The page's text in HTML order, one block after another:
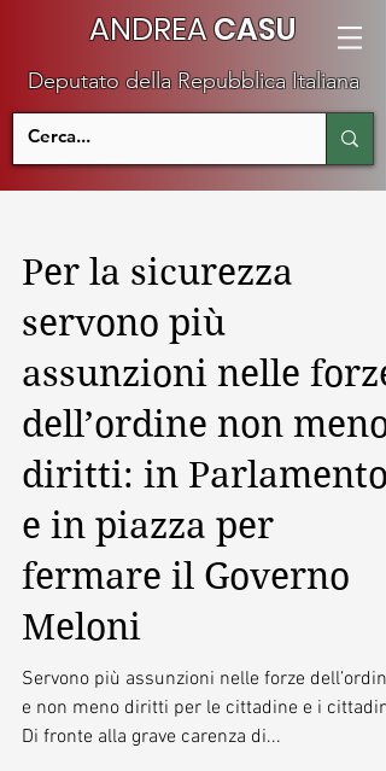
ANDREACASU
Deputato della Repubblica Italiana
Per la sicurezza
servono più
assunzioni nelle forze
dell’ordine non meno
diritti: in Parlamento
e in piazza per
fermare il Governo
Meloni
Servono più assunzioni nelle forze dell’ordine
e non meno diritti per le cittadine e i cittadini.
Di fronte alla grave carenza di...